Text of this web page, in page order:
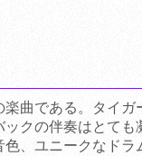
楽曲である。タイ
ックの伴奏はとて
色、ユニークなド